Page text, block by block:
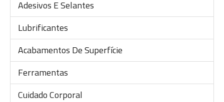
Adesivos E Selantes
Lubrificantes
Acabamentos De Superfície
Ferramentas
Cuidado Corporal